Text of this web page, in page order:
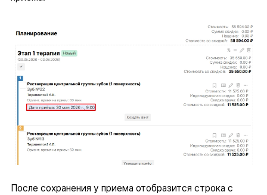
После сохранения у приема отобразится строка с